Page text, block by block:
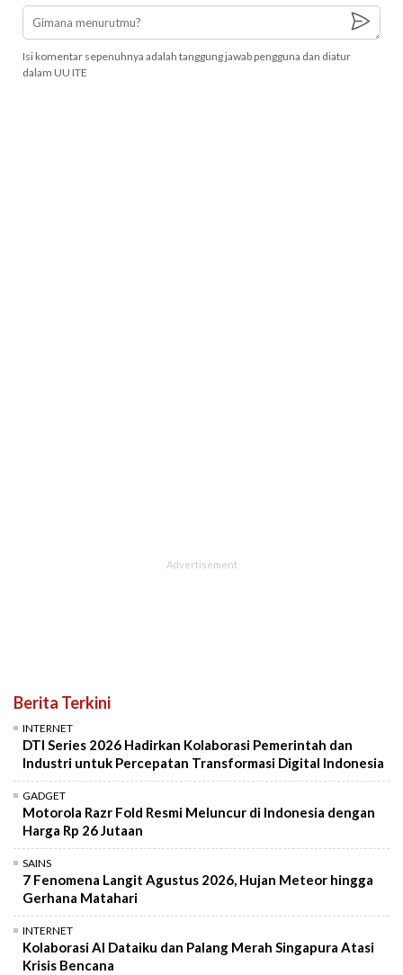
Isi komentar sepenuhnya adalah tanggung jawab pengguna dan diatur
dalam UU ITE
Berita Terkini
INTERNET
DTI Series 2026 Hadirkan Kolaborasi Pemerintah dan
Industri untuk Percepatan Transformasi Digital Indonesia
GADGET
Motorola Razr Fold Resmi Meluncur di Indonesia dengan
Harga Rp 26 Jutaan
SAINS
7 Fenomena Langit Agustus 2026, Hujan Meteor hingga
Gerhana Matahari
INTERNET
Kolaborasi AI Dataiku dan Palang Merah Singapura Atasi
Krisis Bencana